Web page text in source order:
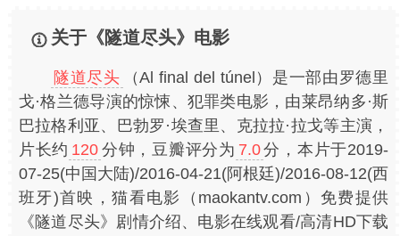
关于《隧道尽头》电影
隧道尽头
（Al final del túnel）是一部由罗德里
戈·格兰德导演的惊悚、犯罪类电影，由莱昂纳多·斯
巴拉格利亚、巴勃罗·埃查里、克拉拉·拉戈等主演，
片长约 120 分钟，豆瓣评分为 7.0分，本片于2019-
07-25(中国大陆)/2016-04-21(阿根廷)/2016-08-12(西
班牙)首映，猫看电影（maokantv.com）免费提供
《隧道尽头》剧情介绍、电影在线观看/高清HD下载